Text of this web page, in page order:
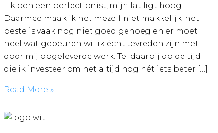
Ik ben een perfectionist, mijn lat ligt hoog.
Daarmee maak ik het mezelf niet makkelijk; het
beste is vaak nog niet goed genoeg en er moet
heel wat gebeuren wil ik écht tevreden zijn met
door mij opgeleverde werk. Tel daarbij op de tijd
die ik investeer om het altijd nog nét iets beter […]
Bij
loodgieter
Read More »